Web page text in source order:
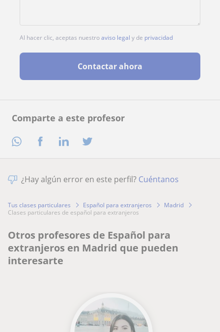
Comparte a este profesor
Al hacer clic, aceptas nuestroaviso legal y de privacidad
Contactar ahora
¿Hay algún error en este perfil? Cuéntanos
Tus clases particulares Español para extranjeros
Madrid
clases particulares de español para extranjeros
Otros profesores de Español para
extranjeros en Madrid que pueden
interesarte